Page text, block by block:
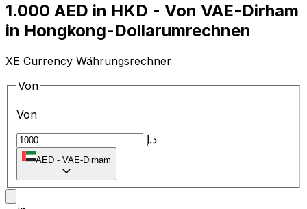
1.000 AED in HKD - Von VAE-Dirham
in Hongkong-Dollarumrechnen
XE Currency Währungsrechner
Von
Von
د.إ
AED - VAE-Dirham